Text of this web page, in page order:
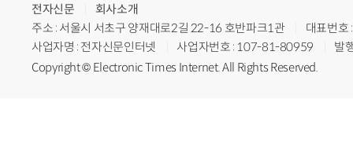
전자신문
회사소개
주소 : 서울시 서초구 양재대로2길 22-16 호반파크1관
대표번
사업자명 : 전자신문인터넷
사업자번호 : 107-81-80959
발
Copyright © Electronic Times Internet. All Rights Reserved.